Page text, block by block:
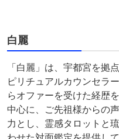
白麗
「白麗」は、宇都宮を拠
ピリチュアルカウンセラ
らオファーを受けた経歴
中心に、ご先祖様からの
力とし、霊感タロットと